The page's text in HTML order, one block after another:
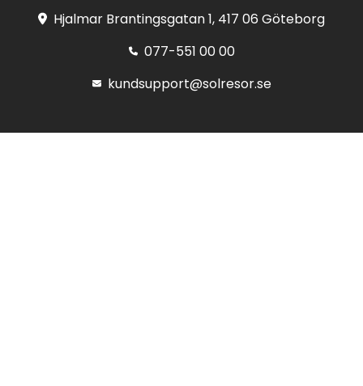
Hjalmar Brantingsgatan 1, 417 06 Göteborg
077-551 00 00
kundsupport@solresor.se